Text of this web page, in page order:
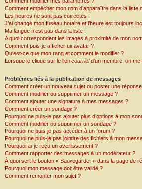
Comment empêcher mon nom d’apparaître dans la liste
Les heures ne sont pas correctes !
J’ai changé mon fuseau horaire et l’heure est toujours
Ma langue n’est pas dans la liste !
A quoi correspondent les images à proximité de mon
Comment puis-je afficher un avatar ?
Qu’est-ce que mon rang et comment le modifier ?
Lorsque je clique sur le lien courrield’un membre, on
Problèmes liés à la publication de messages
Comment créer un nouveau sujet ou poster une
Comment modifier ou supprimer un message ?
Comment ajouter une signature à mes messages ?
Comment créer un sondage ?
Pourquoi ne puis-je pas ajouter plus d’options à mon
Comment modifier ou supprimer un sondage ?
Pourquoi ne puis-je pas accéder à un forum ?
Pourquoi ne puis-je pas joindre des fichiers à mon
Pourquoi ai-je reçu un avertissement ?
Comment rapporter des messages à un modérateur ?
À quoi sert le bouton « Sauvegarder » dans la page de
Pourquoi mon message doit être validé ?
Comment remonter mon sujet ?